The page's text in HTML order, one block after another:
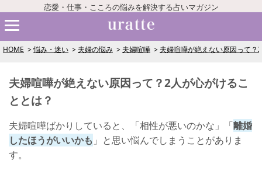
恋愛・仕事・こころの悩みを解決する占いマガジン
HOME 悩み・迷い 夫婦の悩み 夫婦喧嘩 夫婦喧嘩が絶えない原因って？
夫婦喧嘩が絶えない原因って？2人が心がけるこ
ととは？
夫婦喧嘩ばかりしていると、「相性が悪いのかな」「離婚
したほうがいいかも 」と思い悩んでしまうことがありま
す。